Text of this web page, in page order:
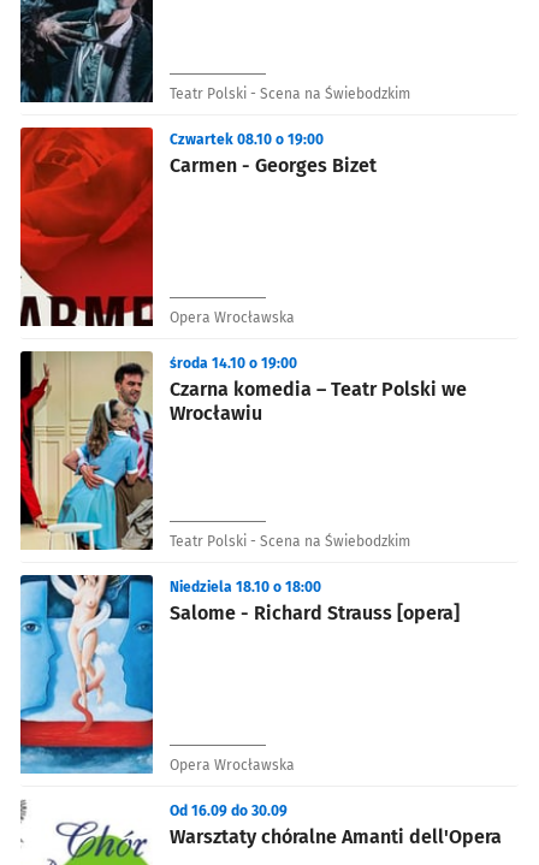
Teatr Polski - Scena na Świebodzkim
Carmen - Georges Bizet
Czwartek 08.10 o 19:00
Opera Wrocławska
Czarna komedia – Teatr Polski we
Wrocławiu
środa 14.10 o 19:00
Teatr Polski - Scena na Świebodzkim
Salome - Richard Strauss [opera]
Niedziela 18.10 o 18:00
Opera Wrocławska
Warsztaty chóralne Amanti dell'Opera
Od 16.09 do 30.09